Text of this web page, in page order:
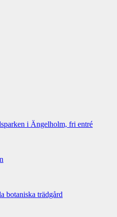
i Ängelholm, fri entré
botaniska trädgård